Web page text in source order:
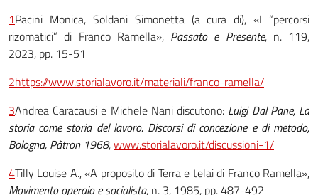
1Pacini Monica, Soldani Simonetta (a cura di), «I “percorsi
rizomatici” di Franco Ramella», Passato e Presente, n. 119,
2023, pp. 15-51
2https://www.storialavoro.it/materiali/franco-ramella/
3Andrea Caracausi e Michele Nani discutono: Luigi Dal Pane, La
storia come storia del lavoro. Discorsi di concezione e di metodo,
Bologna, Pàtron 1968,www.storialavoro.it/discussioni-1/
4Tilly Louise A., «A proposito di Terra e telai di Franco Ramella»,
Movimento operaio e socialista, n. 3, 1985, pp. 487-492